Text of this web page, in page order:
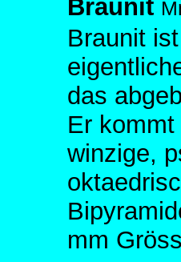
Braunit
Braunit
das
Er
winzige,
mm